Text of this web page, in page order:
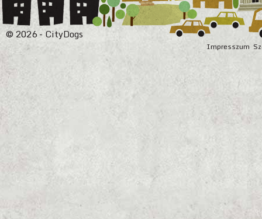
Impresszum
© 2026 - CityDogs